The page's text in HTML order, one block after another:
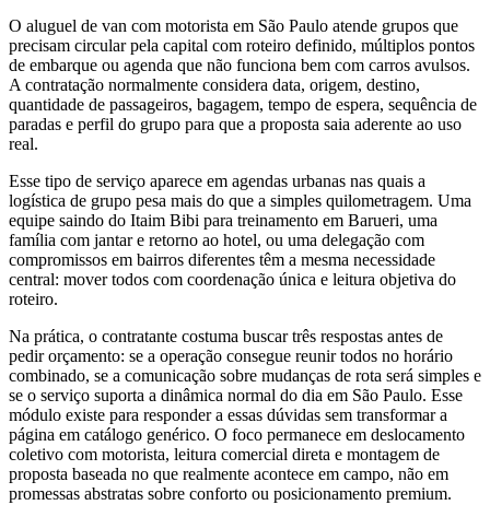
O aluguel de van com motorista em São Paulo atende grupos que
precisam circular pela capital com roteiro definido, múltiplos pontos
de embarque ou agenda que não funciona bem com carros avulsos.
A contratação normalmente considera data, origem, destino,
quantidade de passageiros, bagagem, tempo de espera, sequência de
paradas e perfil do grupo para que a proposta saia aderente ao uso
real.
Esse tipo de serviço aparece em agendas urbanas nas quais a
logística de grupo pesa mais do que a simples quilometragem. Uma
equipe saindo do Itaim Bibi para treinamento em Barueri, uma
família com jantar e retorno ao hotel, ou uma delegação com
compromissos em bairros diferentes têm a mesma necessidade
central: mover todos com coordenação única e leitura objetiva do
roteiro.
Na prática, o contratante costuma buscar três respostas antes de
pedir orçamento: se a operação consegue reunir todos no horário
combinado, se a comunicação sobre mudanças de rota será simples e
se o serviço suporta a dinâmica normal do dia em São Paulo. Esse
módulo existe para responder a essas dúvidas sem transformar a
página em catálogo genérico. O foco permanece em deslocamento
coletivo com motorista, leitura comercial direta e montagem de
proposta baseada no que realmente acontece em campo, não em
promessas abstratas sobre conforto ou posicionamento premium.